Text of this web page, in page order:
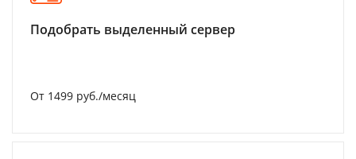
Подобрать выделенный сервер
От 1499 руб./месяц